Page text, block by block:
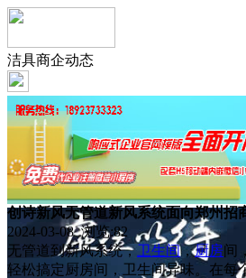
洁具商企动态
创诗新风无管道新风系统面向郑州招
2024-03-08 浏览:82
无管道到新风系统， 卫生间，厨房间
轻松搞定厨房间，卫生间异味。在每